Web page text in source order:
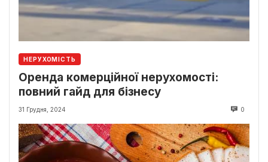
НЕРУХОМІСТЬ
Оренда комерційної нерухомості:
повний гайд для бізнесу
31 Грудня, 2024 0